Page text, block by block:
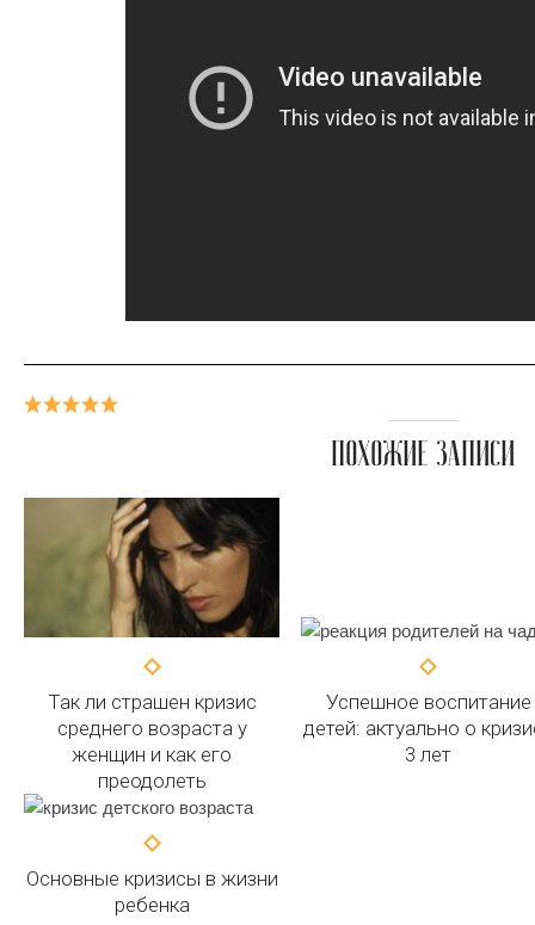
ПОХОЖИЕ ЗАПИСИ
Так ли страшен кризис
среднего возраста у
женщин и как его
преодолеть
Успешное воспитание
детей: актуально о
3 лет
Основные кризисы в жизни
ребенка